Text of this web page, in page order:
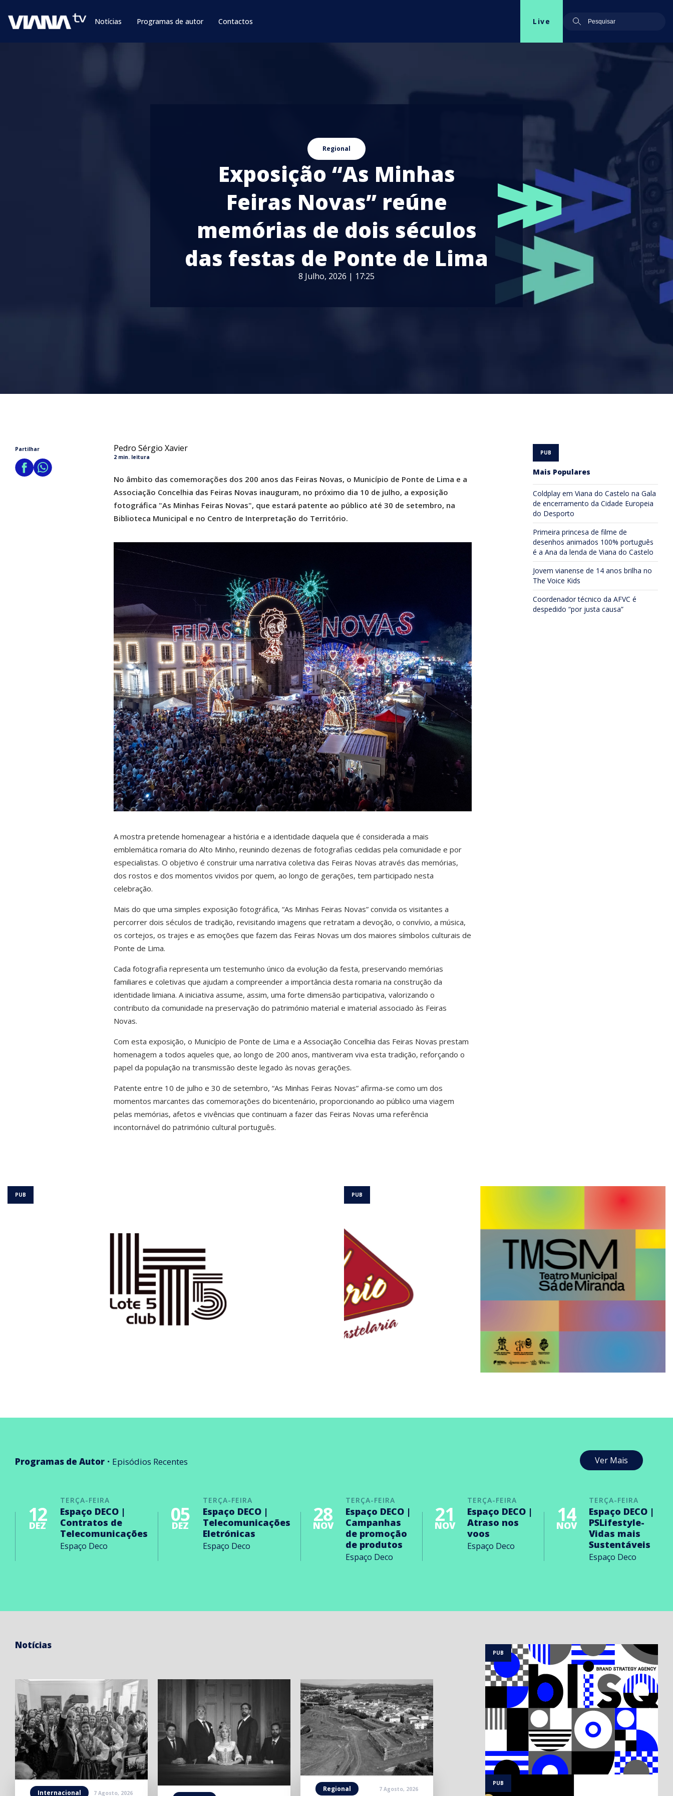
Notícias Programas de autor Contactos Live
Regional
Exposição “As Minhas
Feiras Novas” reúne
memórias de dois séculos
das festas de Ponte de Lima
8 Julho, 2026 | 17:25
Partilhar Pedro Sérgio Xavier
2 min. leitura
No âmbito das comemorações dos 200 anos das Feiras Novas, o Município de Ponte de Lima e a
Associação Concelhia das Feiras Novas inauguram, no próximo dia 10 de julho, a exposição
fotográfica "As Minhas Feiras Novas", que estará patente ao público até 30 de setembro, na
Biblioteca Municipal e no Centro de Interpretação do Território.
A mostra pretende homenagear a história e a identidade daquela que é considerada a mais
emblemática romaria do Alto Minho, reunindo dezenas de fotografias cedidas pela comunidade e por
especialistas. O objetivo é construir uma narrativa coletiva das Feiras Novas através das memórias,
dos rostos e dos momentos vividos por quem, ao longo de gerações, tem participado nesta
celebração.
Mais do que uma simples exposição fotográfica, “As Minhas Feiras Novas” convida os visitantes a
percorrer dois séculos de tradição, revisitando imagens que retratam a devoção, o convívio, a música,
os cortejos, os trajes e as emoções que fazem das Feiras Novas um dos maiores símbolos culturais de
Ponte de Lima.
Cada fotografia representa um testemunho único da evolução da festa, preservando memórias
familiares e coletivas que ajudam a compreender a importância desta romaria na construção da
identidade limiana. A iniciativa assume, assim, uma forte dimensão participativa, valorizando o
contributo da comunidade na preservação do património material e imaterial associado às Feiras
Novas.
Com esta exposição, o Município de Ponte de Lima e a Associação Concelhia das Feiras Novas prestam
homenagem a todos aqueles que, ao longo de 200 anos, mantiveram viva esta tradição, reforçando o
papel da população na transmissão deste legado às novas gerações.
Patente entre 10 de julho e 30 de setembro, “As Minhas Feiras Novas” afirma-se como um dos
momentos marcantes das comemorações do bicentenário, proporcionando ao público uma viagem
pelas memórias, afetos e vivências que continuam a fazer das Feiras Novas uma referência
incontornável do património cultural português.
Mais Populares
Coldplay em Viana do Castelo na Gala
de encerramento da Cidade Europeia
do Desporto
Primeira princesa de filme de
desenhos animados 100% português
é a Ana da lenda de Viana do Castelo
Jovem vianense de 14 anos brilha no
The Voice Kids
Coordenador técnico da AFVC é
despedido “por justa causa”
Programas de Autor Episódios Recentes Ver Mais
TERÇA-FEIRA
12
DEZ
Espaço DECO |
Contratos de
Telecomunicações
Espaço Deco
TERÇA-FEIRA
05
DEZ
Espaço DECO |
Telecomunicações
Eletrónicas
Espaço Deco
TERÇA-FEIRA
28
NOV
Espaço DECO |
Campanhas
de promoção
de produtos
Espaço Deco
TERÇA-FEIRA
21
NOV
Espaço DECO |
Atraso nos
voos
Espaço Deco
TERÇA-FEIRA
14
NOV
Espaço DECO |
PSLifestyle-
Vidas mais
Sustentáveis
Espaço Deco
Notícias
Internacional 7 Agosto, 2026 Regional 7 Agosto, 2026